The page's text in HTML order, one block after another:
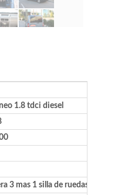
1.8 tdci diesel
3 mas 1 silla de ruedas o 5 plazas